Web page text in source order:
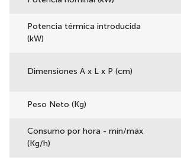
Potencia térmica introducida
(kW)
Dimensiones A x L x P (cm)
Peso Neto (Kg)
Consumo por hora - mín/máx
(Kg/h)